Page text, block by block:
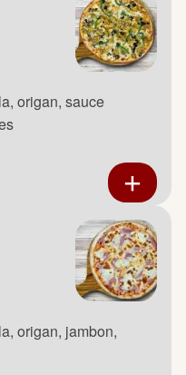
origan, sauce
origan, jambon,